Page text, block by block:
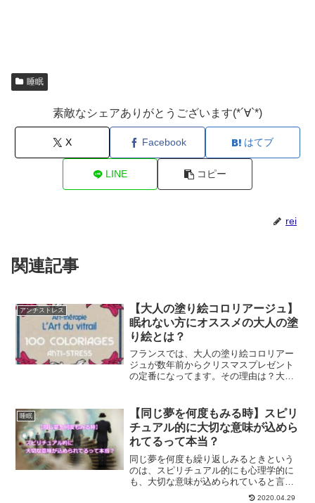
睡眠
素敵なシェアありがとうございます(*´∀`*)
X Facebook はてブ
LINE コピー
rei
関連記事
アンチストレス
【大人の塗り絵コロリアージュ】
眠れない方にオススメの大人の塗
り絵とは？
フランスでは、大人の塗り絵コロリアー
ジュが数年前からクリスマスプレゼント
の定番になってます。その理由は？大人
睡眠
【同じ夢を何度もみる時】スピリ
チュアル的に大切な意味が込めら
れてるって本当？
同じ夢を何度も繰り返しみるときという
のは、スピリチュアル的にも心理学的に
も、大切な意味が込められていると言わ
れています。何度も同じ夢をみる時の対
2020.04.29